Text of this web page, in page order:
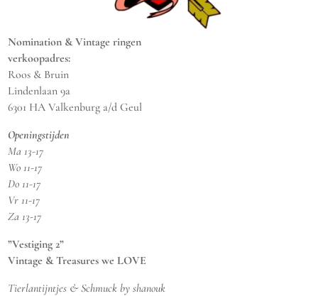
Nomination & Vintage ringen
verkoopadres:
Roos & Bruin
Lindenlaan 9a
6301 HA Valkenburg a/d Geul
Openingstijden
Ma 13-17
Wo 11-17
Do 11-17
Vr 11-17
Za 13-17
”Vestiging 2”
Vintage & Treasures we LOVE
Tierlantijntjes & Schmuck by shanouk